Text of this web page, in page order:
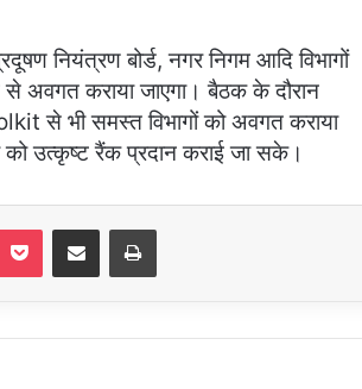
नियंत्रण बोर्ड, नगर निगम आदि विभागों
से अवगत कराया जाएगा। बैठक के दौरान
से भी समस्त विभागों को अवगत कराया
उत्कृष्ट रैंक प्रदान कराई जा सके।
Pocket Share via Email Print